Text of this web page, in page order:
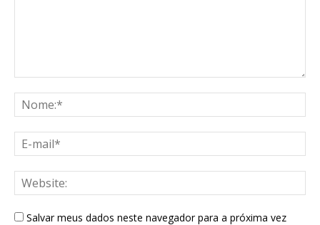
Salvar meus dados neste navegador para a próxima vez